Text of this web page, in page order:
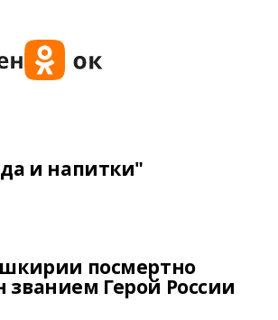
и напитки"
посмертно
званием Герой России